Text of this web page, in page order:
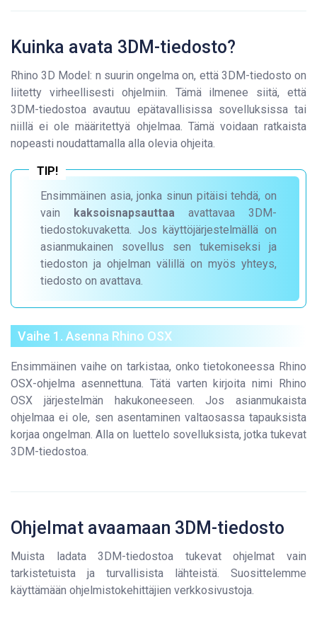
Kuinka avata 3DM-tiedosto?
Rhino 3D Model: n suurin ongelma on, että 3DM-tiedosto on
liitetty virheellisesti ohjelmiin. Tämä ilmenee siitä, että
3DM-tiedostoa avautuu epätavallisissa sovelluksissa tai
niillä ei ole määritettyä ohjelmaa. Tämä voidaan ratkaista
nopeasti noudattamalla alla olevia ohjeita.
Ensimmäinen asia, jonka sinun pitäisi tehdä, on
vain kaksoisnapsauttaa avattavaa 3DM-
tiedostokuvaketta. Jos käyttöjärjestelmällä on
asianmukainen sovellus sen tukemiseksi ja
tiedoston ja ohjelman välillä on myös yhteys,
tiedosto on avattava.
Vaihe 1. Asenna Rhino OSX
Ensimmäinen vaihe on tarkistaa, onko tietokoneessa Rhino
OSX-ohjelma asennettuna. Tätä varten kirjoita nimi Rhino
OSX järjestelmän hakukoneeseen. Jos asianmukaista
ohjelmaa ei ole, sen asentaminen valtaosassa tapauksista
korjaa ongelman. Alla on luettelo sovelluksista, jotka tukevat
3DM-tiedostoa.
Ohjelmat avaamaan 3DM-tiedosto
Muista ladata 3DM-tiedostoa tukevat ohjelmat vain
tarkistetuista ja turvallisista lähteistä. Suosittelemme
käyttämään ohjelmistokehittäjien verkkosivustoja.